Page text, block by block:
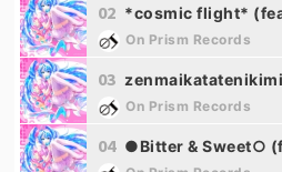
02 *cosmic flight* (feat.
On Prism Records
03 zenmaikatatenikimiwadokoe
On Prism Records
04 ●Bitter & Sweet○